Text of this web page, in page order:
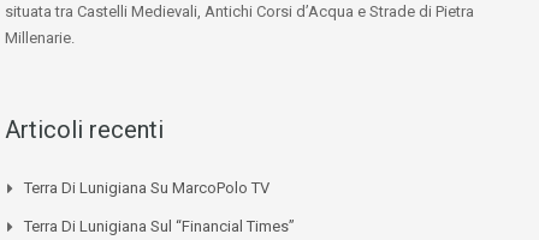
situata tra Castelli Medievali, Antichi Corsi d’Acqua e Strade di Pietra
Millenarie.
Articoli recenti
Terra Di Lunigiana Su MarcoPolo TV
Terra Di Lunigiana Sul “Financial Times”